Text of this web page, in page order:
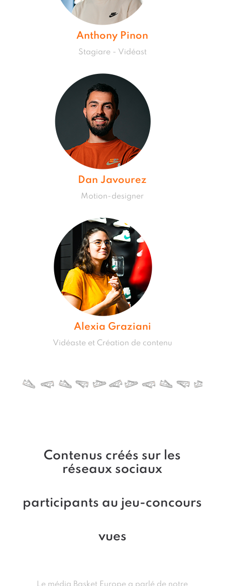
Anthony Pinon
Stagiare - Vidéast
Dan Javourez
Motion-designer
Alexia Graziani
Vidéaste et Création de contenu
Contenus créés sur les
réseaux sociaux
participants au jeu-concours
vues